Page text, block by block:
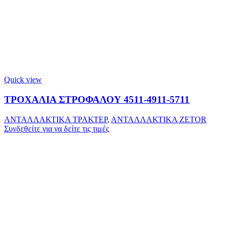
Quick view
ΤΡΟΧΑΛΙΑ ΣΤΡΟΦΑΛΟΥ 4511-4911-5711
ΑΝΤΑΛΛΑΚΤΙΚΑ ΤΡΑΚΤΕΡ, ΑΝΤΑΛΛΑΚΤΙΚΑ ZETOR
Συνδεθείτε για να δείτε τις τιμές